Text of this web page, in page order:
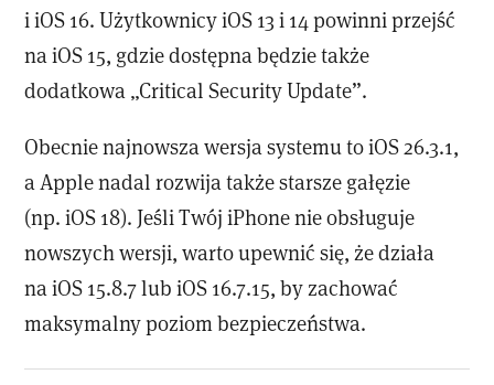
i iOS 16. Użytkownicy iOS 13 i 14 powinni przejść
na iOS 15, gdzie dostępna będzie także
dodatkowa „Critical Security Update”.
Obecnie najnowsza wersja systemu to iOS 26.3.1,
a Apple nadal rozwija także starsze gałęzie
(np. iOS 18). Jeśli Twój iPhone nie obsługuje
nowszych wersji, warto upewnić się, że działa
na iOS 15.8.7 lub iOS 16.7.15, by zachować
maksymalny poziom bezpieczeństwa.